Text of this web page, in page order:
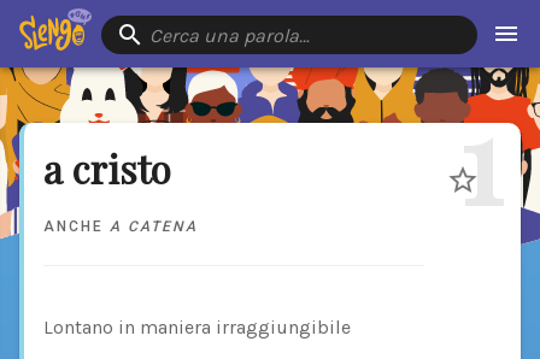
Cerca una parola…
a cristo
ANCHE A CATENA 1
Lontano in maniera irraggiungibile